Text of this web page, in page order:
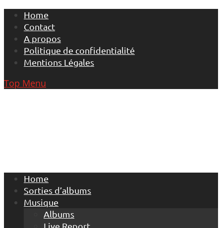
Skip
content
Home
Contact
A propos
Politique de confidentialité
Mentions Légales
Top Menu
Home
Sorties d’albums
Musique
Albums
Live Report